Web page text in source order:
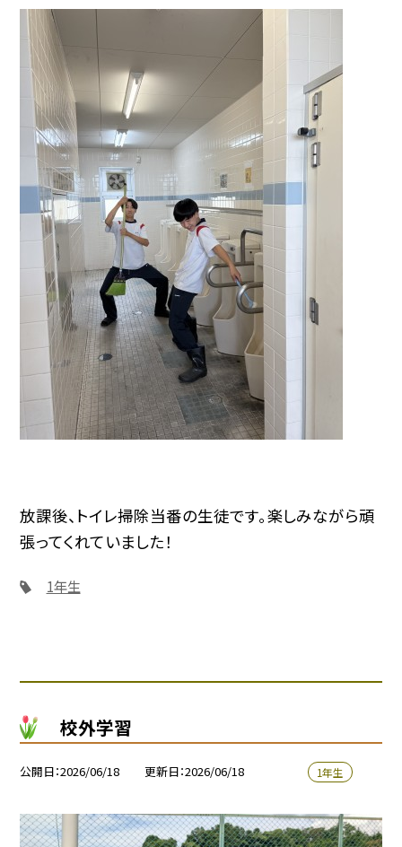
放課後、トイレ掃除当番の生徒です。楽しみながら頑
張ってくれていました！
1年生
校外学習
公開日 2026/06/18 更新日 2026/06/18 1年生